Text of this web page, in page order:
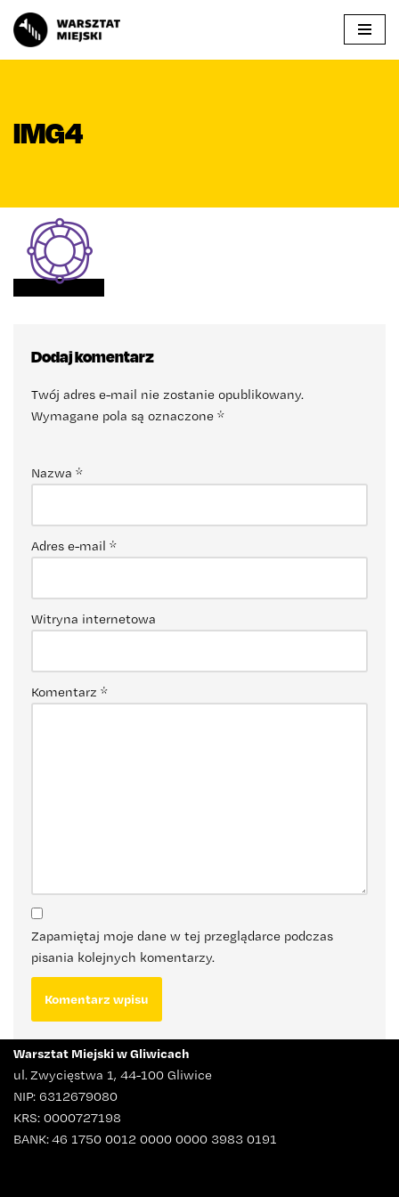
Przejdź
IMG4
Dodaj komentarz
Twój adres e-mail nie zostanie opublikowany.
Wymagane pola są oznaczone *
Nazwa *
Adres e-mail *
Witryna internetowa
Komentarz *
Zapamiętaj moje dane w tej przeglądarce podczas
pisania kolejnych komentarzy.
Warsztat Miejski w Gliwicach
ul. Zwycięstwa 1, 44-100 Gliwice
NIP: 6312679080
KRS: 0000727198
BANK: 46 1750 0012 0000 0000 3983 0191